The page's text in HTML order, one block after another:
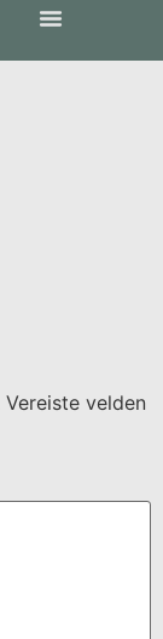
Vereiste velden